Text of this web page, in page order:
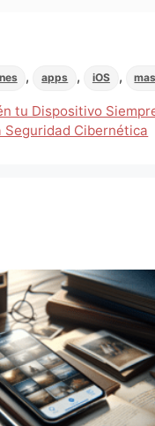
, apps , iOS ,
tu Dispositivo
Seguridad Cibernética